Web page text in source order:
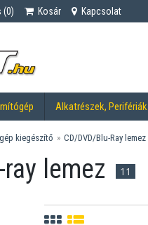
(0) Kosár Kapcsolat
Alkatrészek, Perifériák
kiegészítő CD/DVD/Blu-Ray lemez
lemez 11